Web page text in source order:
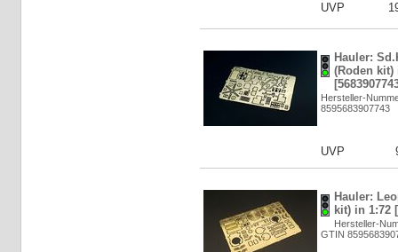
UVP
Hauler:
(Roden kit)
Hersteller-
8595683907743
UVP
Hauler:
kit) in 1:72
Hersteller-
GTIN